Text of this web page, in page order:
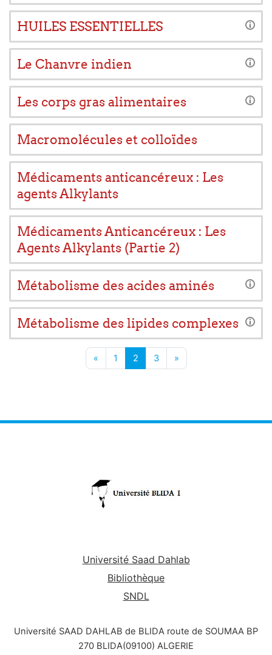
HUILES ESSENTIELLES
Le Chanvre indien
Les corps gras alimentaires
Macromolécules et colloïdes
Médicaments anticancéreux : Les
agents Alkylants
Médicaments Anticancéreux : Les
Agents Alkylants (Partie 2)
Métabolisme des acides aminés
Métabolisme des lipides complexes
«Page précédente
1 Page 1
2Page 2
3Page 3
»Page suivante
Université Saad Dahlab
Bibliothèque
SNDL
Université SAAD DAHLAB de BLIDA route de SOUMAA BP
270 BLIDA(09100) ALGERIE